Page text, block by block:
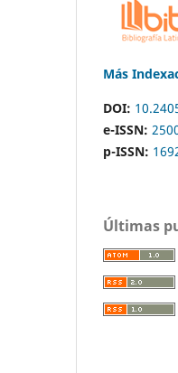
Más
DOI:
e-ISSN:
p-ISSN:
Últimas